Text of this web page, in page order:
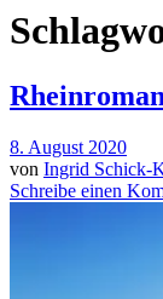
8. August 2020
von Ingrid Schick-
Schreibe einen